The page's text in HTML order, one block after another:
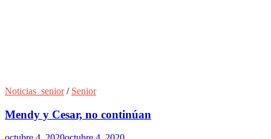
Noticias_senior/ Senior
Mendy y Cesar, no continúan